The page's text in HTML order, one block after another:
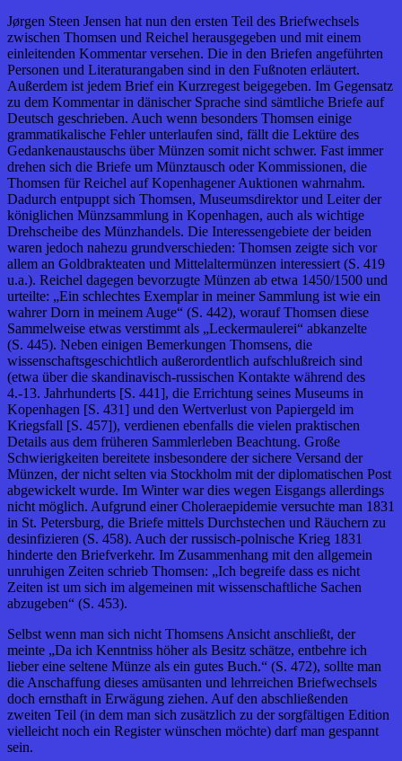
Jørgen Steen Jensen hat nun den ersten Teil des Briefwechsels
zwischen Thomsen und Reichel herausgegeben und mit einem
einleitenden Kommentar versehen. Die in den Briefen angeführten
Personen und Literaturangaben sind in den Fußnoten erläutert.
Außerdem ist jedem Brief ein Kurzregest beigegeben. Im Gegensatz
zu dem Kommentar in dänischer Sprache sind sämtliche Briefe auf
Deutsch geschrieben. Auch wenn besonders Thomsen einige
grammatikalische Fehler unterlaufen sind, fällt die Lektüre des
Gedankenaustauschs über Münzen somit nicht schwer. Fast immer
drehen sich die Briefe um Münztausch oder Kommissionen, die
Thomsen für Reichel auf Kopenhagener Auktionen wahrnahm.
Dadurch entpuppt sich Thomsen, Museumsdirektor und Leiter der
königlichen Münzsammlung in Kopenhagen, auch als wichtige
Drehscheibe des Münzhandels. Die Interessengebiete der beiden
waren jedoch nahezu grundverschieden: Thomsen zeigte sich vor
allem an Goldbrakteaten und Mittelaltermünzen interessiert (S. 419
u.a.). Reichel dagegen bevorzugte Münzen ab etwa 1450/1500 und
urteilte: „Ein schlechtes Exemplar in meiner Sammlung ist wie ein
wahrer Dorn in meinem Auge“ (S. 442), worauf Thomsen diese
Sammelweise etwas verstimmt als „Leckermaulerei“ abkanzelte
(S. 445). Neben einigen Bemerkungen Thomsens, die
wissenschaftsgeschichtlich außerordentlich aufschlußreich sind
(etwa über die skandinavisch-russischen Kontakte während des
4.-13. Jahrhunderts [S. 441], die Errichtung seines Museums in
Kopenhagen [S. 431] und den Wertverlust von Papiergeld im
Kriegsfall [S. 457]), verdienen ebenfalls die vielen praktischen
Details aus dem früheren Sammlerleben Beachtung. Große
Schwierigkeiten bereitete insbesondere der sichere Versand der
Münzen, der nicht selten via Stockholm mit der diplomatischen Post
abgewickelt wurde. Im Winter war dies wegen Eisgangs allerdings
nicht möglich. Aufgrund einer Choleraepidemie versuchte man 1831
in St. Petersburg, die Briefe mittels Durchstechen und Räuchern zu
desinfizieren (S. 458). Auch der russisch-polnische Krieg 1831
hinderte den Briefverkehr. Im Zusammenhang mit den allgemein
unruhigen Zeiten schrieb Thomsen: „Ich begreife dass es nicht
Zeiten ist um sich im algemeinen mit wissenschaftliche Sachen
abzugeben“ (S. 453).
Selbst wenn man sich nicht Thomsens Ansicht anschließt, der
meinte „Da ich Kenntniss höher als Besitz schätze, entbehre ich
lieber eine seltene Münze als ein gutes Buch.“ (S. 472), sollte man
die Anschaffung dieses amüsanten und lehrreichen Briefwechsels
doch ernsthaft in Erwägung ziehen. Auf den abschließenden
zweiten Teil (in dem man sich zusätzlich zu der sorgfältigen Edition
vielleicht noch ein Register wünschen möchte) darf man gespannt
sein.